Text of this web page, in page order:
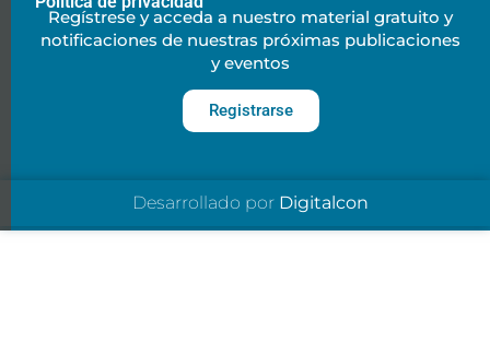
Regístrese y acceda a nuestro material gratuito y
notificaciones de nuestras próximas publicaciones
y eventos
Registrarse
Desarrollado por Digitalcon